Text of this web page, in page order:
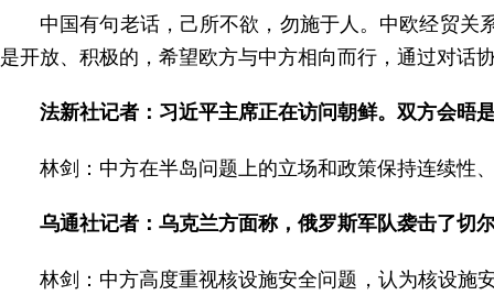
中国有句老话，己所不欲，勿施于人。中欧经贸关
是开放、积极的，希望欧方与中方相向而行，通过对话
法新社记者：习近平主席正在访问朝鲜。双方会晤
林剑：中方在半岛问题上的立场和政策保持连续性
乌通社记者：乌克兰方面称，俄罗斯军队袭击了切
林剑：中方高度重视核设施安全问题，认为核设施